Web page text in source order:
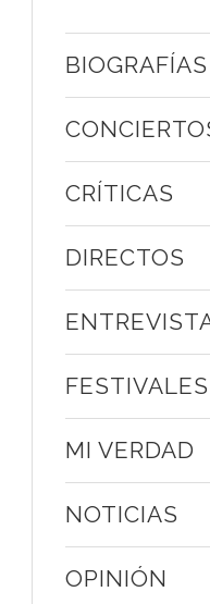
BIOGRAFÍAS
CRÍTICAS
DIRECTOS
FESTIVALES
MI VERDAD
NOTICIAS
OPINIÓN